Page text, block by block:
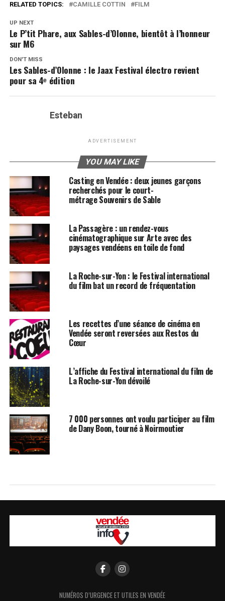
RELATED TOPICS: CAMILLE COTTIN FILM
UP NEXT
Le P’tit Phare, aux Sables-d’Olonne, bientôt à l’honneur
sur M6
DON'T MISS
Les Sables-d’Olonne : le Jaax Festival électro revient
pour sa 4ᵉ édition
Esteban
ADVERTISEMENT
YOU MAY LIKE
Casting en Vendée : deux jeunes garçons
recherchés pour le court-
métrage Souvenirs de Sable
La Passagère : un rendez-vous
cinématographique sur Arte avec des
paysages vendéens en toile de fond
La Roche-sur-Yon : le Festival international
du film bat un record de fréquentation
Les recettes d’une séance de cinéma en
Vendée seront reversées aux Restos du
Cœur
L’affiche du Festival international du film de
La Roche-sur-Yon dévoilé
7 000 personnes ont voulu participer au film
de Dany Boon, tourné à Noirmoutier
NUMÉROS D’URGENCE ET UTILES EN VENDÉE